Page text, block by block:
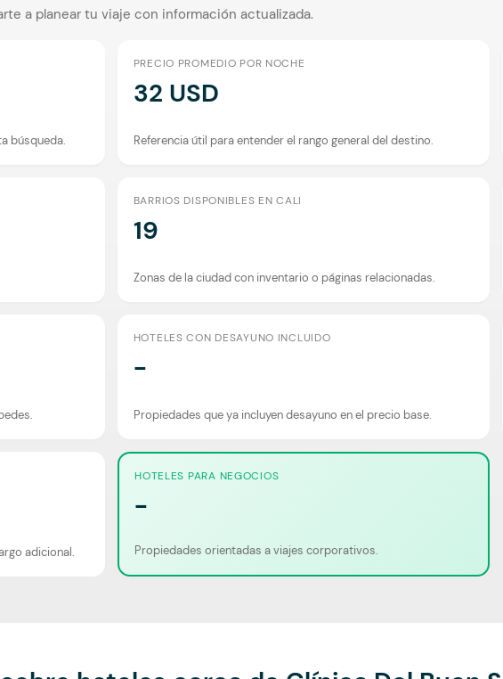
a planear tu viaje con información actualizada.
búsqueda.
PRECIO PROMEDIO POR NOCHE
32 USD
Referencia útil para entender el rango general del destino.
BARRIOS DISPONIBLES EN CALI
19
Zonas de la ciudad con inventario o páginas relacionadas.
HOTELES CON DESAYUNO INCLUIDO
-
Propiedades que ya incluyen desayuno en el precio base.
adicional.
HOTELES PARA NEGOCIOS
-
Propiedades orientadas a viajes corporativos.